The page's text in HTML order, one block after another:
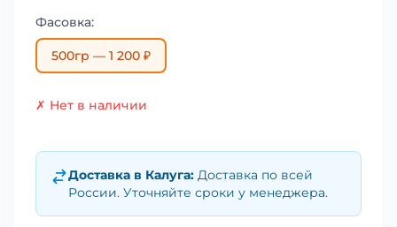
Фасовка:
500гр — 1 200 ₽
✗ Нет в наличии
Доставка в Калуга: Доставка по всей
России. Уточняйте сроки у менеджера.